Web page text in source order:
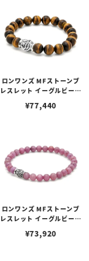
ロンワンズ MFストーンブ
レスレット イーグルビーズ
¥77,440
ロンワンズ MFストーンブ
レスレット イーグルビーズ
¥73,920